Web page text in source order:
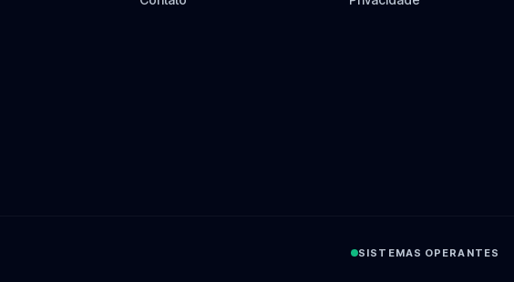
SISTEMAS OPERANTES